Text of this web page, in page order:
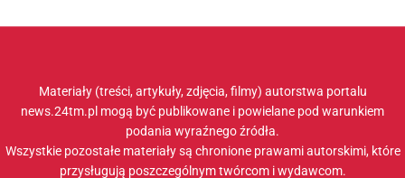
Materiały (treści, artykuły, zdjęcia, filmy) autorstwa portalu
news.24tm.pl mogą być publikowane i powielane pod warunkiem
podania wyraźnego źródła.
Wszystkie pozostałe materiały są chronione prawami autorskimi, które
przysługują poszczególnym twórcom i wydawcom.